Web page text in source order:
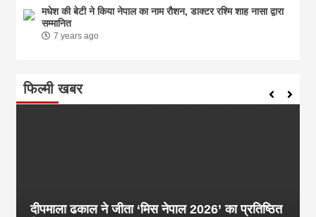
मधेश की बेटी ने किया नेपाल का नाम राैशन, डाक्टर रश्मि शाह नासा द्वारा
सम्मानित
7 years ago
फिल्मी खबर
दीपमाला ढकाल ने जीता ‘मिस नेपाल 2026’ का प्रतिष्ठित